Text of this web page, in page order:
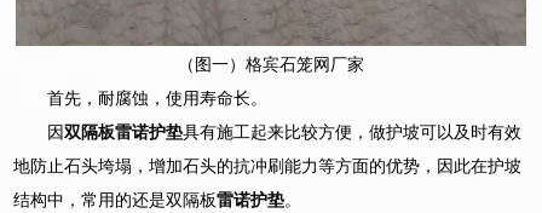
（图一）格宾石笼网厂家
首先，耐腐蚀，使用寿命长。
因双隔板雷诺护垫具有施工起来比较方便，做护坡可以及时有效
地防止石头垮塌，增加石头的抗冲刷能力等方面的优势，因此在护坡
结构中，常用的还是双隔板雷诺护垫。